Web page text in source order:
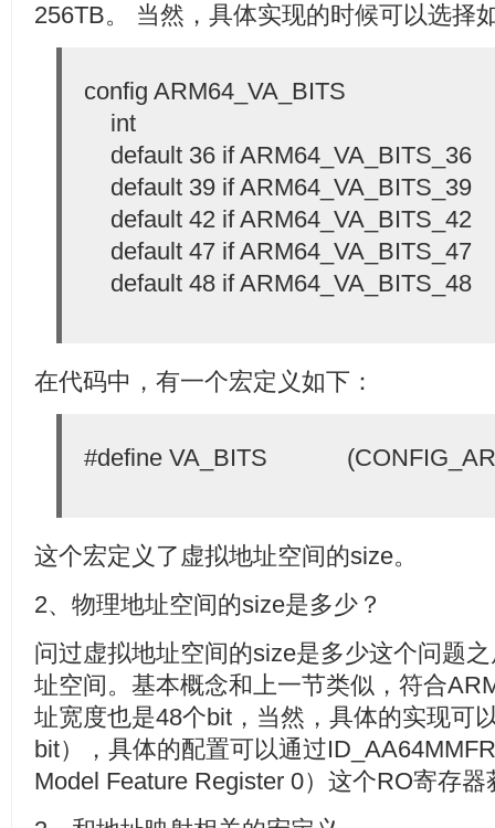
256TB。 当然，具体实现的时候可以选择
config ARM64_VA_BITS
int
default 36 if ARM64_VA_BITS_36
default 39 if ARM64_VA_BITS_39
default 42 if ARM64_VA_BITS_42
default 47 if ARM64_VA_BITS_47
default 48 if ARM64_VA_BITS_48
在代码中，有一个宏定义如下：
#define VA_BITS
这个宏定义了虚拟地址空间的size。
2、物理地址空间的size是多少？
问过虚拟地址空间的size是多少这个问题
址空间。基本概念和上一节类似，符合
址宽度也是48个bit，当然，具体的实现可
bit），具体的配置可以通过
Model Feature Register 0）这个RO寄存器